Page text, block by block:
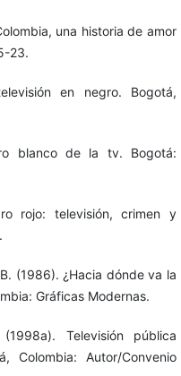
una historia de amor
23.
en negro. Bogotá,
blanco de la tv. Bogotá:
rojo: televisión, crimen y
(1986). ¿Hacia dónde va la
Gráficas Modernas.
Televisión pública
Colombia: Autor/Convenio